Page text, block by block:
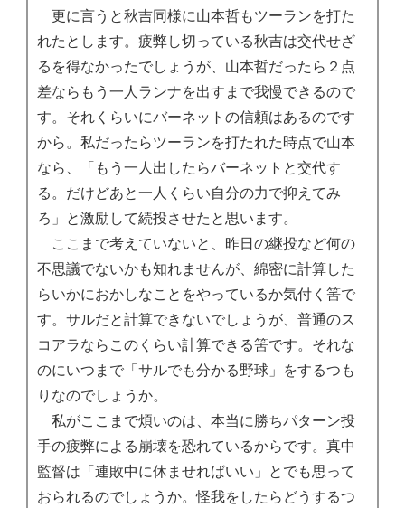
更に言うと秋吉同様に山本哲もツーランを打た
れたとします。疲弊し切っている秋吉は交代せざ
るを得なかったでしょうが、山本哲だったら２点
差ならもう一人ランナを出すまで我慢できるので
す。それくらいにバーネットの信頼はあるのです
から。私だったらツーランを打たれた時点で山本
なら、「もう一人出したらバーネットと交代す
る。だけどあと一人くらい自分の力で抑えてみ
ろ」と激励して続投させたと思います。
ここまで考えていないと、昨日の継投など何の
不思議でないかも知れませんが、綿密に計算した
らいかにおかしなことをやっているか気付く筈で
す。サルだと計算できないでしょうが、普通のス
コアラならこのくらい計算できる筈です。それな
のにいつまで「サルでも分かる野球」をするつも
りなのでしょうか。
私がここまで煩いのは、本当に勝ちパターン投
手の疲弊による崩壊を恐れているからです。真中
監督は「連敗中に休ませればいい」とでも思って
おられるのでしょうか。怪我をしたらどうするつ